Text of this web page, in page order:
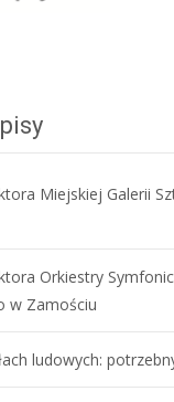
Miejskiej Galerii
Orkiestry
w Zamościu
ludowych: